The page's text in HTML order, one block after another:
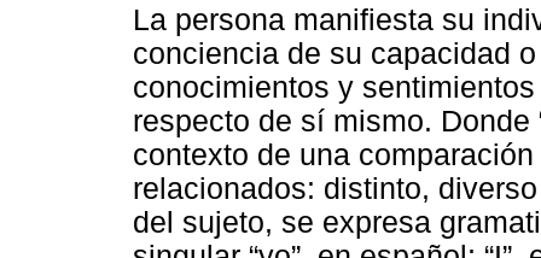
La persona manifiesta su
conciencia de su capacidad
conocimientos y
respecto de sí mismo. Donde
contexto de una
relacionados: distinto,
del sujeto, se expresa